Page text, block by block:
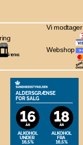
Vi modtager
Webshop